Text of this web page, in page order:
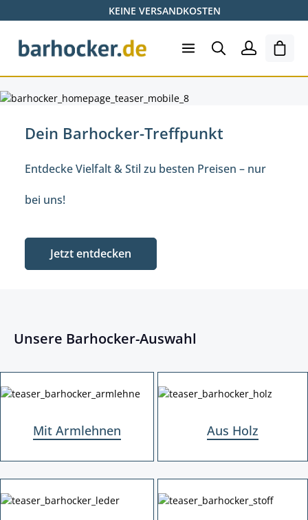
Zum Hauptinhalt springenKEINE VERSANDKOSTEN
Dein Barhocker-Treffpunkt Entdecke Vielfalt &amp; Stil zu besten
Dein Barhocker-Treffpunkt
Entdecke Vielfalt & Stil zu besten Preisen – nur
bei uns!
Jetzt entdecken
Unsere Barhocker-Auswahl
Mit Armlehnen Aus Holz